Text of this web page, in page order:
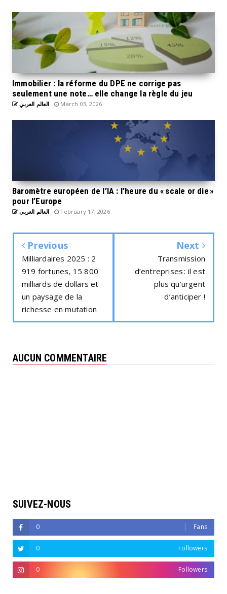
Immobilier : la réforme du DPE ne corrige pas
seulement une note… elle change la règle du jeu
العالم العربي March 03, 2026
Baromètre européen de l’IA : l’heure du « scale or die »
pour l’Europe
العالم العربي February 17, 2026
Previous
Milliardaires 2025 : 2
919 fortunes, 15 800
milliards de dollars et
un paysage de la
richesse en mutation
Next
Transmission
d’entreprises : il est
plus qu’urgent
d’anticiper !
AUCUN COMMENTAIRE
SUIVEZ-NOUS
0 Fans
0 Followers
0 Followers